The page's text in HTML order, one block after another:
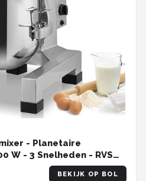
- Planetaire
W - 3 Snelheden - RVS
- Horeca/Bakkerij
BEKIJK OP BOL